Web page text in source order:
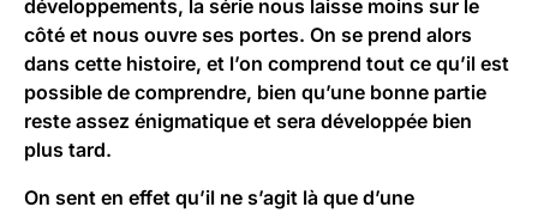
développements, la série nous laisse moins sur le
côté et nous ouvre ses portes. On se prend alors
dans cette histoire, et l’on comprend tout ce qu’il est
possible de comprendre, bien qu’une bonne partie
reste assez énigmatique et sera développée bien
plus tard.
On sent en effet qu’il ne s’agit là que d’une